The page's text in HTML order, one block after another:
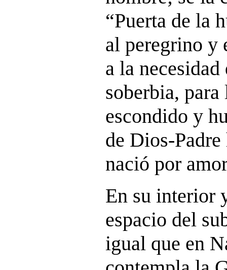
“Puerta de la
al peregrino y
a la
soberbia,
escondido y
de Dios-
nació por
En su interior
espacio del
igual que en